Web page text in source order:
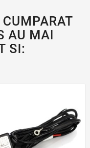
AU MAI
SI: